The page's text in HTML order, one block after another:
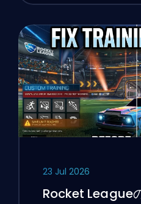
23 Jul 2026
Rocket League